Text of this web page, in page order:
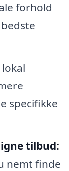
forhold
lokal
specifikke
tilbud:
nemt finde